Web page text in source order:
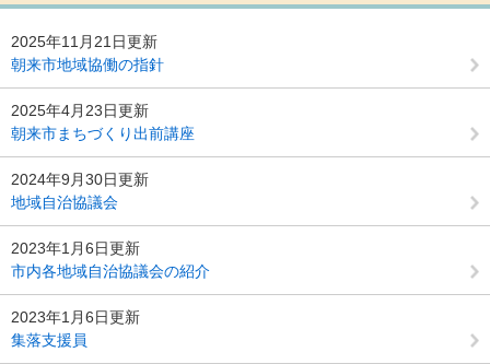
2025年11月21日更新
朝来市地域協働の指針
2025年4月23日更新
朝来市まちづくり出前講座
2024年9月30日更新
地域自治協議会
2023年1月6日更新
市内各地域自治協議会の紹介
2023年1月6日更新
集落支援員